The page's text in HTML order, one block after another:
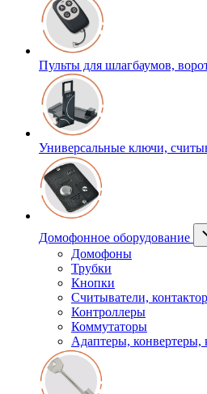
Пульты для шлагбаумов,
Универсальные ключи,
Домофонное оборудование
Домофоны
Трубки
Кнопки
Считыватели,
Контроллеры
Коммутаторы
Адаптеры,